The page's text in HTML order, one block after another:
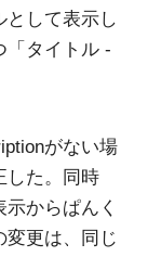
として表示し
「タイトル -
がない場
した。同時
からぱんく
変更は、同じ